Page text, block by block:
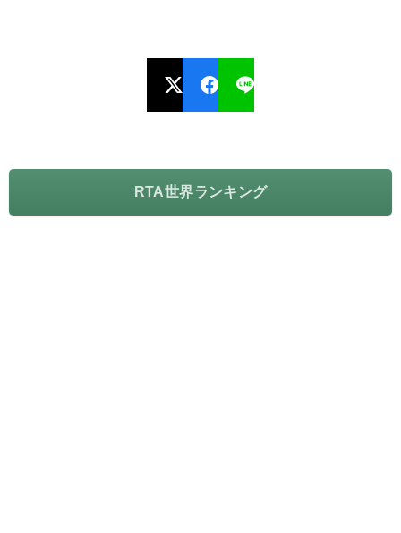
RTA世界ランキング